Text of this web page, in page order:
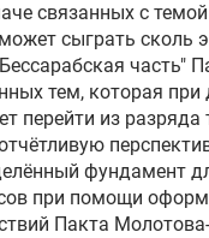
жителей
связанных с
сыграть сколь
часть"
тем, которая
перейти из
фундамент
при помощи
Пакта